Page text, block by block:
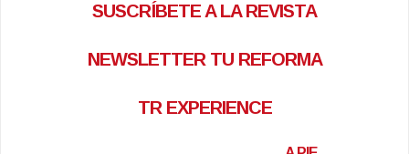
SUSCRÍBETE A LA REVISTA
NEWSLETTER TU REFORMA
TR EXPERIENCE